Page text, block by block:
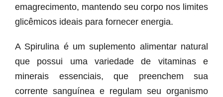
emagrecimento, mantendo seu corpo nos limites
glicêmicos ideais para fornecer energia.
A Spirulina é um suplemento alimentar natural
que possui uma variedade de vitaminas e
minerais essenciais, que preenchem sua
corrente sanguínea e regulam seu organismo